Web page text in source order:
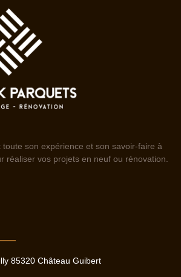
toute son expérience et son savoir-faire à
réaliser vos projets en neuf ou rénovation.
85320 Château Guibert